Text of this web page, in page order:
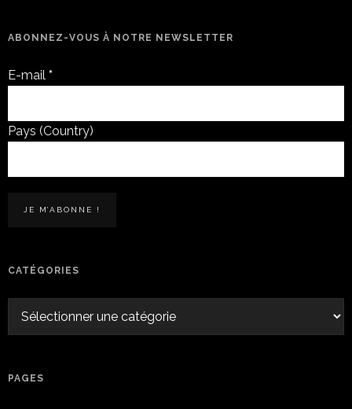
ABONNEZ-VOUS À NOTRE NEWSLETTER
E-mail *
Pays (Country)
CATÉGORIES
PAGES